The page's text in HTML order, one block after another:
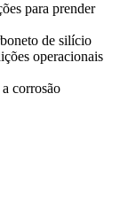
para prender
de silício
operacionais
corrosão